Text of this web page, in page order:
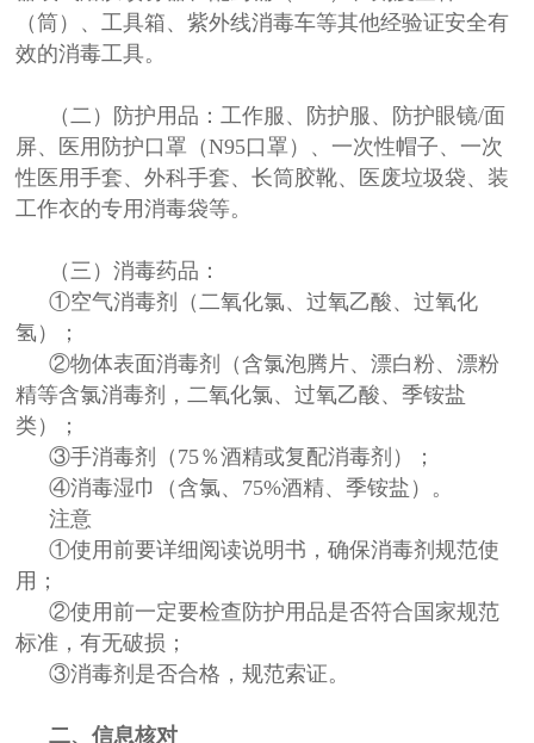
（筒）、工具箱、紫外线消毒车等其他经验证安全有
效的消毒工具。
（二）防护用品：工作服、防护服、防护眼镜/面
屏、医用防护口罩（N95口罩）、一次性帽子、一次
性医用手套、外科手套、长筒胶靴、医废垃圾袋、装
工作衣的专用消毒袋等。
（三）消毒药品：
①空气消毒剂（二氧化氯、过氧乙酸、过氧化
氢）；
②物体表面消毒剂（含氯泡腾片、漂白粉、漂粉
精等含氯消毒剂，二氧化氯、过氧乙酸、季铵盐
类）；
③手消毒剂（75％酒精或复配消毒剂）；
④消毒湿巾（含氯、75%酒精、季铵盐）。
注意
①使用前要详细阅读说明书，确保消毒剂规范使
用；
②使用前一定要检查防护用品是否符合国家规范
标准，有无破损；
③消毒剂是否合格，规范索证。
二、信息核对